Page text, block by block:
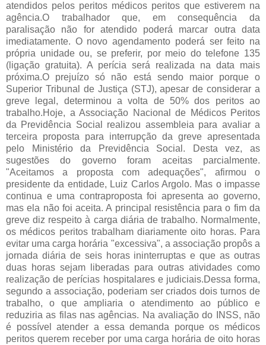
atendidos pelos peritos médicos peritos que estiverem na
agência.O trabalhador que, em consequência da
paralisação não for atendido poderá marcar outra data
imediatamente. O novo agendamento poderá ser feito na
própria unidade ou, se preferir, por meio do telefone 135
(ligação gratuita). A perícia será realizada na data mais
próxima.O prejuízo só não está sendo maior porque o
Superior Tribunal de Justiça (STJ), apesar de considerar a
greve legal, determinou a volta de 50% dos peritos ao
trabalho.Hoje, a Associação Nacional de Médicos Peritos
da Previdência Social realizou assembleia para avaliar a
terceira proposta para interrupção da greve apresentada
pelo Ministério da Previdência Social. Desta vez, as
sugestões do governo foram aceitas parcialmente.
"Aceitamos a proposta com adequações", afirmou o
presidente da entidade, Luiz Carlos Argolo. Mas o impasse
continua e uma contraproposta foi apresenta ao governo,
mas ela não foi aceita. A principal resistência para o fim da
greve diz respeito à carga diária de trabalho. Normalmente,
os médicos peritos trabalham diariamente oito horas. Para
evitar uma carga horária "excessiva", a associação propôs a
jornada diária de seis horas ininterruptas e que as outras
duas horas sejam liberadas para outras atividades como
realização de perícias hospitalares e judiciais.Dessa forma,
segundo a associação, poderiam ser criados dois turnos de
trabalho, o que ampliaria o atendimento ao público e
reduziria as filas nas agências. Na avaliação do INSS, não
é possível atender a essa demanda porque os médicos
peritos querem receber por uma carga horária de oito horas